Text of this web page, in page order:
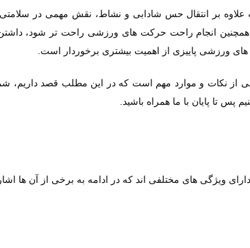
بر انتقال حس شادابی و نشاط، نقش مهمی در سلامتی
و همچنین انجام راحت حرکت های ورزشی راحت تر شود،
ورزشی پاییزی از اهمیت بیشتری برخوردار است.
از نکات و موارد مهم است که در این مطلب قصد داریم،
تا پایان با ما همراه باشید.
ویژگی های مختلفی اند که در ادامه به برخی از آن ها